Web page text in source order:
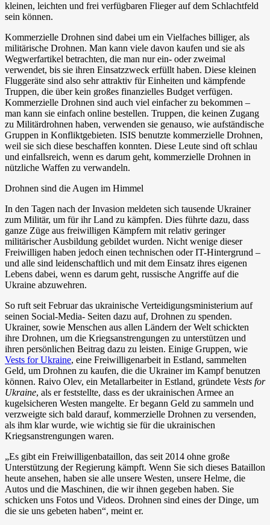
kleinen, leichten und frei verfügbaren Flieger auf dem Schlachtfeld
sein können.
Kommerzielle Drohnen sind dabei um ein Vielfaches billiger, als
militärische Drohnen. Man kann viele davon kaufen und sie als
Wegwerfartikel betrachten, die man nur ein- oder zweimal
verwendet, bis sie ihren Einsatzzweck erfüllt haben. Diese kleinen
Fluggeräte sind also sehr attraktiv für Einheiten und kämpfende
Truppen, die über kein großes finanzielles Budget verfügen.
Kommerzielle Drohnen sind auch viel einfacher zu bekommen –
man kann sie einfach online bestellen. Truppen, die keinen Zugang
zu Militärdrohnen haben, verwenden sie genauso, wie aufständische
Gruppen in Konfliktgebieten. ISIS benutzte kommerzielle Drohnen,
weil sie sich diese beschaffen konnten. Diese Leute sind oft schlau
und einfallsreich, wenn es darum geht, kommerzielle Drohnen in
nützliche Waffen zu verwandeln.
Drohnen sind die Augen im Himmel
In den Tagen nach der Invasion meldeten sich tausende Ukrainer
zum Militär, um für ihr Land zu kämpfen. Dies führte dazu, dass
ganze Züge aus freiwilligen Kämpfern mit relativ geringer
militärischer Ausbildung gebildet wurden. Nicht wenige dieser
Freiwilligen haben jedoch einen technischen oder IT-Hintergrund –
und alle sind leidenschaftlich und mit dem Einsatz ihres eigenen
Lebens dabei, wenn es darum geht, russische Angriffe auf die
Ukraine abzuwehren.
So ruft seit Februar das ukrainische Verteidigungsministerium auf
seinen Social-Media- Seiten dazu auf, Drohnen zu spenden.
Ukrainer, sowie Menschen aus allen Ländern der Welt schickten
ihre Drohnen, um die Kriegsanstrengungen zu unterstützen und
ihren persönlichen Beitrag dazu zu leisten. Einige Gruppen, wie
Vests for Ukraine, eine Freiwilligenarbeit in Estland, sammelten
Geld, um Drohnen zu kaufen, die die Ukrainer im Kampf benutzen
können. Raivo Olev, ein Metallarbeiter in Estland, gründete Vests for
Ukraine, als er feststellte, dass es der ukrainischen Armee an
kugelsicheren Westen mangelte. Er begann Geld zu sammeln und
verzweigte sich bald darauf, kommerzielle Drohnen zu versenden,
als ihm klar wurde, wie wichtig sie für die ukrainischen
Kriegsanstrengungen waren.
„Es gibt ein Freiwilligenbataillon, das seit 2014 ohne große
Unterstützung der Regierung kämpft. Wenn Sie sich dieses Bataillon
heute ansehen, haben sie alle unsere Westen, unsere Helme, die
Autos und die Maschinen, die wir ihnen gegeben haben. Sie
schicken uns Fotos und Videos. Drohnen sind eines der Dinge, um
die sie uns gebeten haben“, meint er.